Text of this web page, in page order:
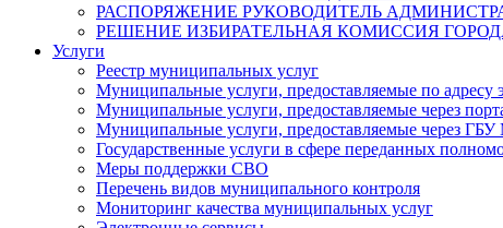
РАСПОРЯЖЕНИЕ РУКОВОДИТЕЛЬ
РЕШЕНИЕ ИЗБИРАТЕЛЬНАЯ КОМИССИЯ
Услуги
Реестр муниципальных услуг
Муниципальные услуги, предоставляемые по адресу
Муниципальные услуги, предоставляемые через
Муниципальные услуги, предоставляемые через
Государственные услуги в сфере переданных
Меры поддержки СВО
Перечень видов муниципального контроля
Мониторинг качества муниципальных услуг